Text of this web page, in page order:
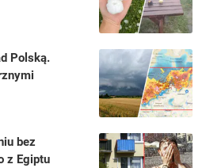
Polską.
bez
z Egiptu